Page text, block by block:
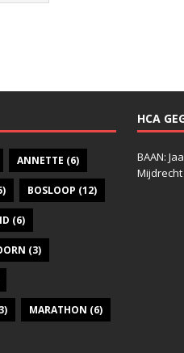
ANNETTE (6)
BOSLOOP (12)
(6)
(3)
MARATHON (6)
HCA
BAAN:
Mijdrecht